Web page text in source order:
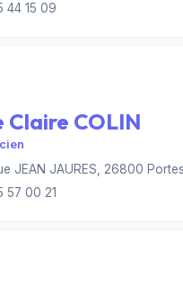
44 15 09
Claire COLIN
JEAN JAURES, 26800
57 00 21